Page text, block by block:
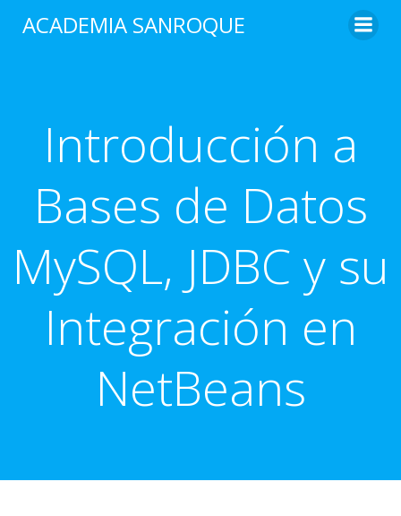
al
ACADEMIA SANROQUE
Introducción a
Bases de Datos
MySQL, JDBC y su
Integración en
NetBeans